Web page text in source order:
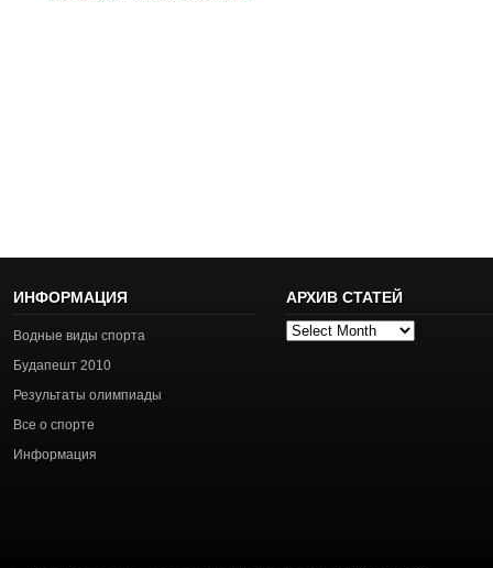
ИНФОРМАЦИЯ
Водные виды спорта
Будапешт 2010
Результаты олимпиады
Все о спорте
Информация
АРХИВ СТАТЕЙ
Архив